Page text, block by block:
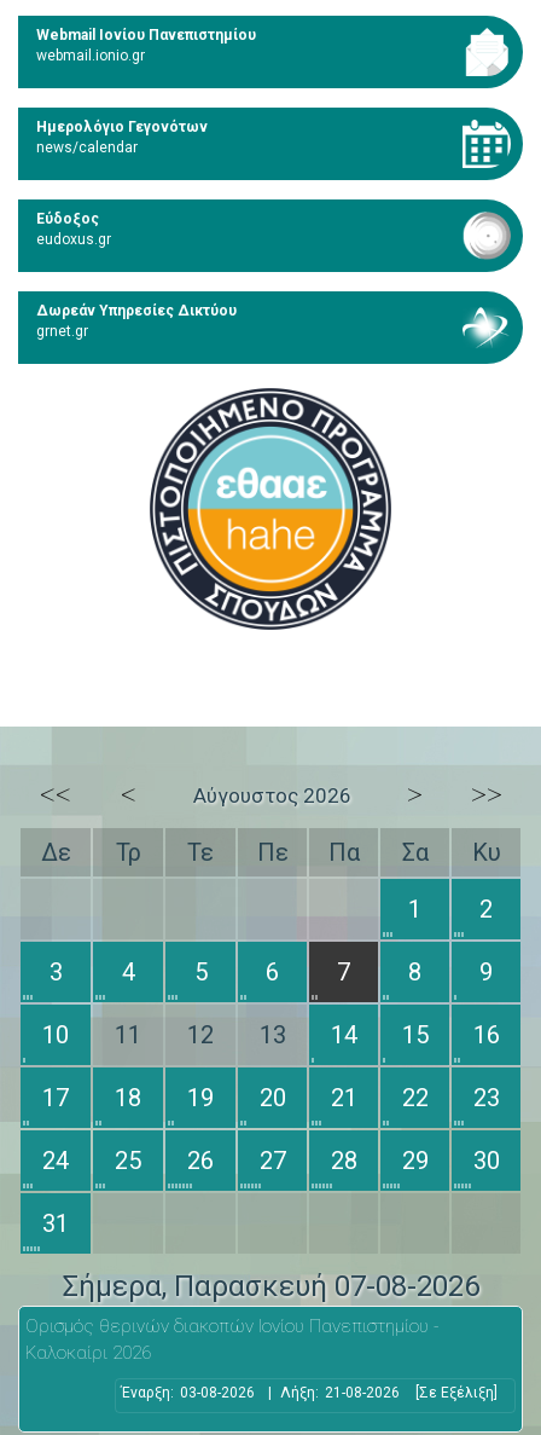
Webmail Ιονίου Πανεπιστημίου
webmail.ionio.gr
Ημερολόγιο Γεγονότων
news/calendar
Εύδοξος
eudoxus.gr
Δωρεάν Υπηρεσίες Δικτύου
grnet.gr
<< < Αύγουστος 2026 > >>
Δε Τρ Τε Πε Πα Σα
Κυ
1
2
3 4 5 6 7 8 9
10 11 12 13 14 15 16
17 18 19 20 21 22 23
24 25 26 27 28 29 30
31
Σήμερα, Παρασκευή 07-08-2026
Ορισμός θερινών διακοπών Ιονίου Πανεπιστημίου -
Καλοκαίρι 2026
Έναρξη: 03-08-2026 Λήξη: 21-08-2026 [Σε Εξέλιξη]